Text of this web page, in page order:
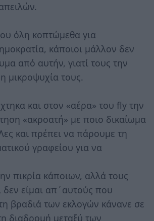
όλη κοπτώμεθα για
κάποιοι μάλλον δεν
από αυτήν, γιατί τους την
μικροψυχία τους.
και στον «αέρα» του fly την
«ακροατή» με ποιο δικαίωμα
και πρέπει να πάρουμε τη
γραφείου για να
πικρία κάποιων, αλλά τους
είμαι απ΄αυτούς που
βραδιά των εκλογών κάνανε σε
διαδρομή μεταξύ των